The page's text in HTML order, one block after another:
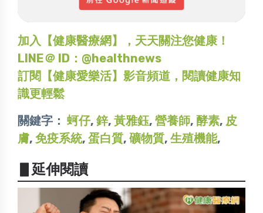
加入【健康醫療網】，天天關注您健康！
LINE＠ ID：@healthnews
訂閱【健康愛樂活】影音頻道，閱讀健康知
識更輕鬆
關鍵字： 蚵仔, 鋅, 黃雅鈺, 營養師, 酵素, 皮
膚, 免疫系統, 蛋白質, 礦物質, 生殖機能,
▋延伸閱讀